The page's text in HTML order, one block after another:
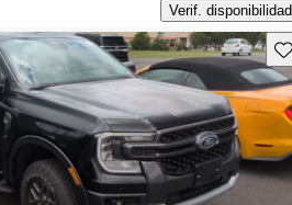
Verif. disponibilidad